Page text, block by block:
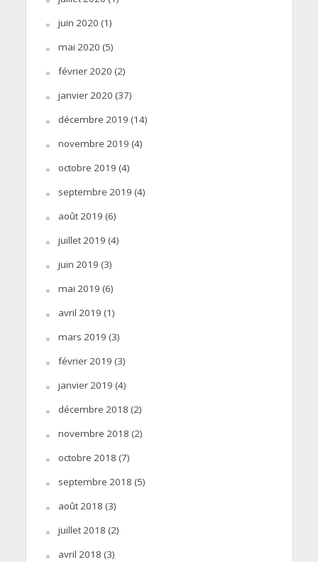
juin 2020 (1)
mai 2020 (5)
février 2020 (2)
janvier 2020 (37)
décembre 2019 (14)
novembre 2019 (4)
octobre 2019 (4)
septembre 2019 (4)
août 2019 (6)
juillet 2019 (4)
juin 2019 (3)
mai 2019 (6)
avril 2019 (1)
mars 2019 (3)
février 2019 (3)
janvier 2019 (4)
décembre 2018 (2)
novembre 2018 (2)
octobre 2018 (7)
septembre 2018 (5)
août 2018 (3)
juillet 2018 (2)
avril 2018 (3)